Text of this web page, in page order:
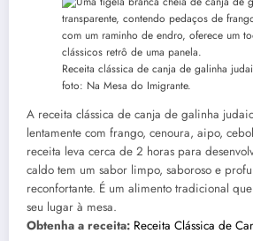
Receita clássica de canja de galinha
foto: Na Mesa do Imigrante.
A receita clássica de canja de galinha
lentamente com frango, cenoura, aipo,
receita leva cerca de 2 horas para
caldo tem um sabor limpo, saboroso e
reconfortante. É um alimento tradicional
seu lugar à mesa.
Obtenha a receita: Receita Clássica de